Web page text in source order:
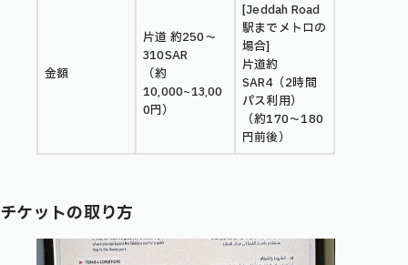
金額
片道 約250〜
310SAR
（約
10,000~13,00
0円）
[Jeddah Road
駅までメトロの
場合]
片道約
SAR4（2時間
パス利用）
（約170〜180
円前後）
チケットの取り方